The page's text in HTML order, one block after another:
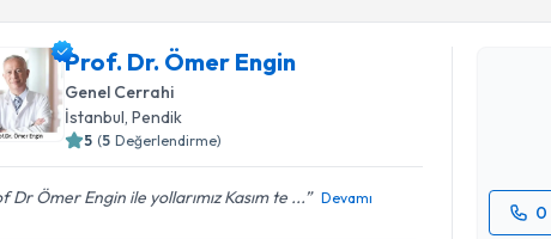
Prof. Dr. Ömer Engin
Genel Cerrahi
İstanbul , Pendik
5 (5 Değerlendirme)
Dr Ömer Engin ile yollarımız Kasım te ... Devamı
0